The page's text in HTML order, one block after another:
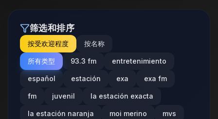
筛选和排序
按受欢迎程度 按名称
所有类型 93.3 fm entretenimiento
español estación exa exa fm
fm juvenil la estación exacta
la estación naranja moi merino mvs